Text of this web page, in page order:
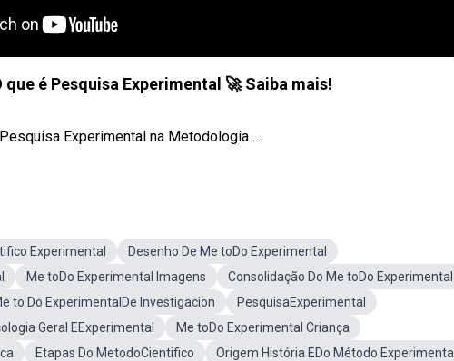
que é Pesquisa Experimental 🚀 Saiba mais!
Experimental na Metodologia ...
Experimental
Desenho De Me toDo Experimental
Me toDo Experimental Imagens
Consolidação Do Me toDo Experimental
to Do ExperimentalDe Investigacion
PesquisaExperimental
Geral EExperimental
Me toDo Experimental Criança
Etapas Do MetodoCientifico
Origem História EDo Método Experimental